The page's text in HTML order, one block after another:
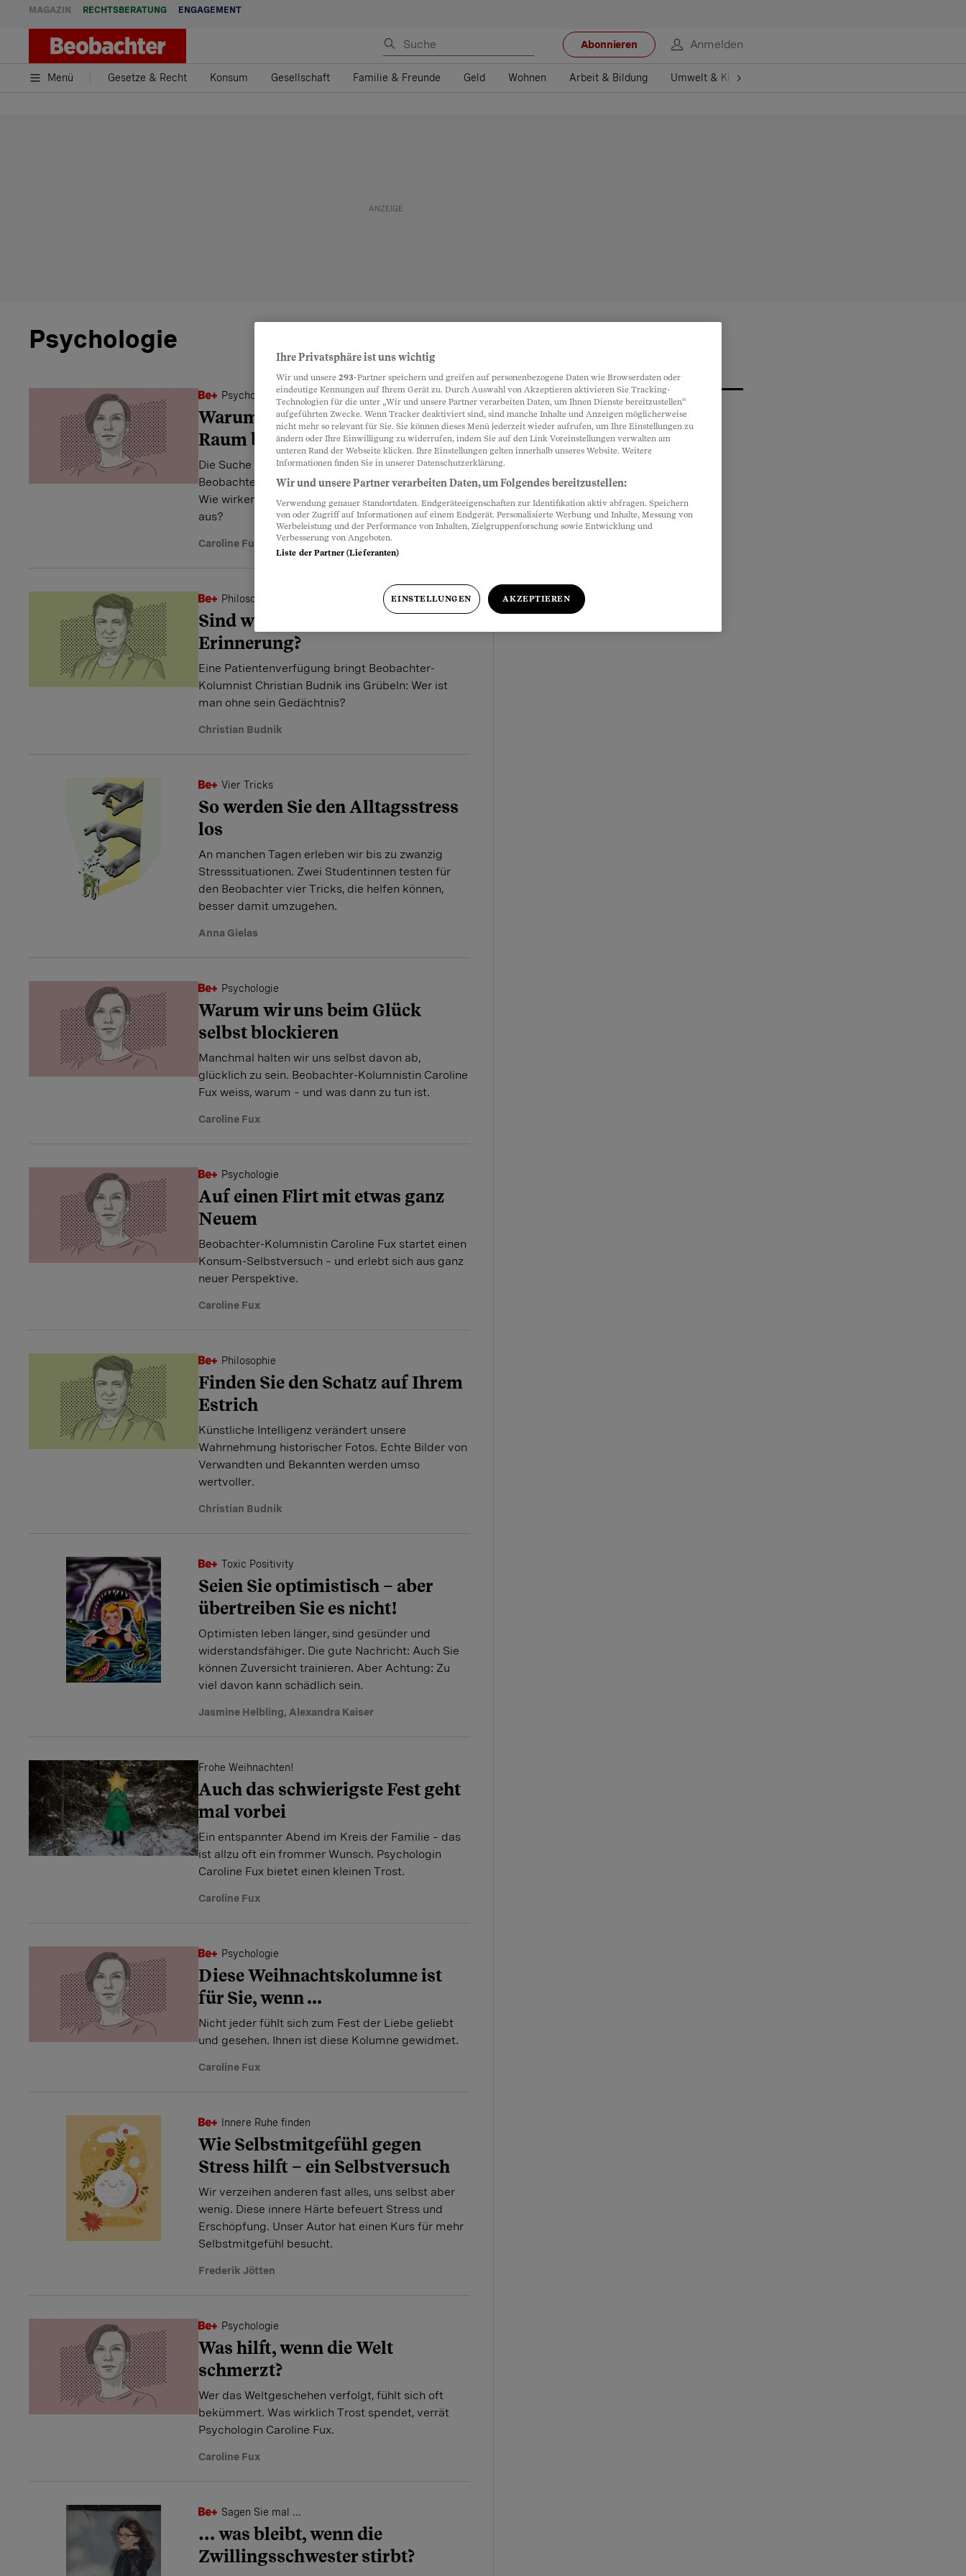
MAGAZIN RECHTSBERATUNG ENGAGEMENT
Abonnieren Anmelden
Menü Gesetze & Recht Konsum Gesellschaft Familie & Freunde Geld Wohnen Arbeit & Bildung Umwelt & Klima
Psychologie
Psychologie
Warum wir alle einen sicheren
Raum brauchen
Die Suche nach einer neuen Praxis bringt
Beobachter-Kolumnistin Caroline Fux ins Grübeln.
Wie wirken sich Räume auf unser Wohlbefinden
aus?
Caroline Fux
Philosophie
Sind wir mehr als unsere
Erinnerung?
Eine Patientenverfügung bringt Beobachter-
Kolumnist Christian Budnik ins Grübeln: Wer ist
man ohne sein Gedächtnis?
Christian Budnik
Vier Tricks
So werden Sie den Alltagsstress
los
An manchen Tagen erleben wir bis zu zwanzig
Stresssituationen. Zwei Studentinnen testen für
den Beobachter vier Tricks, die helfen können,
besser damit umzugehen.
Anna Gielas
Psychologie
Warum wir uns beim Glück
selbst blockieren
Manchmal halten wir uns selbst davon ab,
glücklich zu sein. Beobachter-Kolumnistin Caroline
Fux weiss, warum – und was dann zu tun ist.
Caroline Fux
Psychologie
Auf einen Flirt ­mit etwas ganz
Neuem
Beobachter-Kolumnistin Caroline Fux startet einen
Konsum-Selbstversuch – und erlebt sich aus ganz
neuer Perspektive.
Caroline Fux
Philosophie
Finden Sie den Schatz auf Ihrem
Estrich
Künstliche Intelligenz verändert unsere
Wahrnehmung historischer Fotos. Echte Bilder von
Verwandten und Bekannten werden umso
wertvoller.
Christian Budnik
Toxic Positivity
Seien Sie optimistisch – aber
übertreiben Sie es nicht!
Optimisten leben länger, sind gesünder und
widerstandsfähiger. Die gute Nachricht: Auch Sie
können Zuversicht trainieren. Aber Achtung: Zu
viel davon kann schädlich sein.
Jasmine Helbling, Alexandra Kaiser
Frohe Weihnachten!
Auch das schwierigste Fest geht
mal vorbei
Ein entspannter Abend im Kreis der Familie – das
ist allzu oft ein frommer Wunsch. Psychologin
Caroline Fux bietet einen kleinen Trost.
Caroline Fux
Psychologie
Diese Weihnachtskolumne ist
für Sie, wenn ...
Nicht jeder fühlt sich zum Fest der Liebe geliebt
und gesehen. Ihnen ist diese Kolumne gewidmet.
Caroline Fux
Innere Ruhe finden
Wie Selbstmitgefühl gegen
Stress hilft – ein Selbstversuch
Wir verzeihen anderen fast alles, uns selbst aber
wenig. Diese innere Härte befeuert Stress und
Erschöpfung. Unser Autor hat einen Kurs für mehr
Selbstmitgefühl besucht.
Frederik Jötten
Psychologie
Was hilft, wenn die Welt
schmerzt?
Wer das Weltgeschehen verfolgt, fühlt sich oft
bekümmert. Was wirklich Trost spendet, verrät
Psychologin Caroline Fux.
Caroline Fux
Sagen Sie mal ...
… was bleibt, wenn die
Zwillingsschwester stirbt?
Meistgelesen
Ihre Privatsphäre ist uns wichtig
Wir und unsere 293-Partner speichern und greifen auf personenbezogene Daten wie Browserdaten oder
eindeutige Kennungen auf Ihrem Gerät zu. Durch Auswahl von Akzeptieren aktivieren Sie Tracking-
Technologien für die unter „Wir und unsere Partner verarbeiten Daten, um Ihnen Dienste bereitzustellen“
aufgeführten Zwecke. Wenn Tracker deaktiviert sind, sind manche Inhalte und Anzeigen möglicherweise
nicht mehr so relevant für Sie. Sie können dieses Menü jederzeit wieder aufrufen, um Ihre Einstellungen zu
ändern oder Ihre Einwilligung zu widerrufen, indem Sie auf den Link Voreinstellungen verwalten am
unteren Rand der Webseite klicken. Ihre Einstellungen gelten innerhalb unseres Website. Weitere
Informationen finden Sie in unserer Datenschutzerklärung.
Wir und unsere Partner verarbeiten Daten, um Folgendes bereitzustellen:
Verwendung genauer Standortdaten. Endgeräteeigenschaften zur Identifikation aktiv abfragen. Speichern
von oder Zugriff auf Informationen auf einem Endgerät. Personalisierte Werbung und Inhalte, Messung von
Werbeleistung und der Performance von Inhalten, Zielgruppenforschung sowie Entwicklung und
Verbesserung von Angeboten.
Liste der Partner (Lieferanten)
EINSTELLUNGEN AKZEPTIEREN